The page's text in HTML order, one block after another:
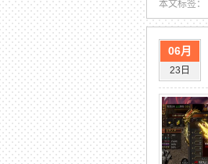
本文标签：
06月
23日